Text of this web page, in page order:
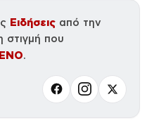
Ειδήσεις από την
στιγμή που
.